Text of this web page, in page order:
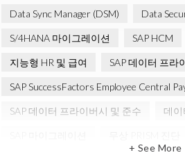
Data Sync Manager (DSM) Data
S/4HANA 마이그레이션 SAP HCM
지능형 HR 및 급여 SAP 데이터 프라
SAP SuccessFactors Employee Central
SAP 데이터 프라이버시 및 준수 데
+ See More